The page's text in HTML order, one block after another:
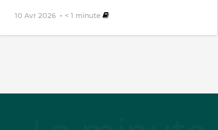
10 Avr 2026 < 1 minute